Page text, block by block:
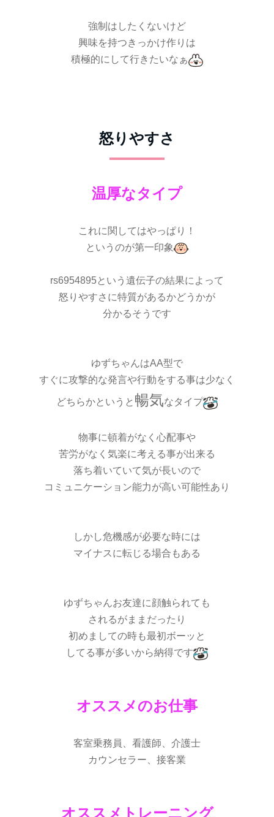
強制はしたくないけど
興味を持つきっかけ作りは
積極的にして行きたいなぁ
怒りやすさ
温厚なタイプ
これに関してはやっぱり！
というのが第一印象
rs6954895という遺伝子の結果によって
怒りやすさに特質があるかどうかが
分かるそうです
ゆずちゃんはAA型で
すぐに攻撃的な発言や行動をする事は少なく
どちらかというと 暢気なタイプ
物事に頓着がなく心配事や
苦労がなく気楽に考える事が出来る
落ち着いていて気が長いので
コミュニケーション能力が高い可能性あり
しかし危機感が必要な時には
マイナスに転じる場合もある
ゆずちゃんお友達に顔触られても
されるがままだったり
初めましての時も最初ボーッと
してる事が多いから納得です
オススメのお仕事
客室乗務員、看護師、介護士
カウンセラー、接客業
オススメトレーニング